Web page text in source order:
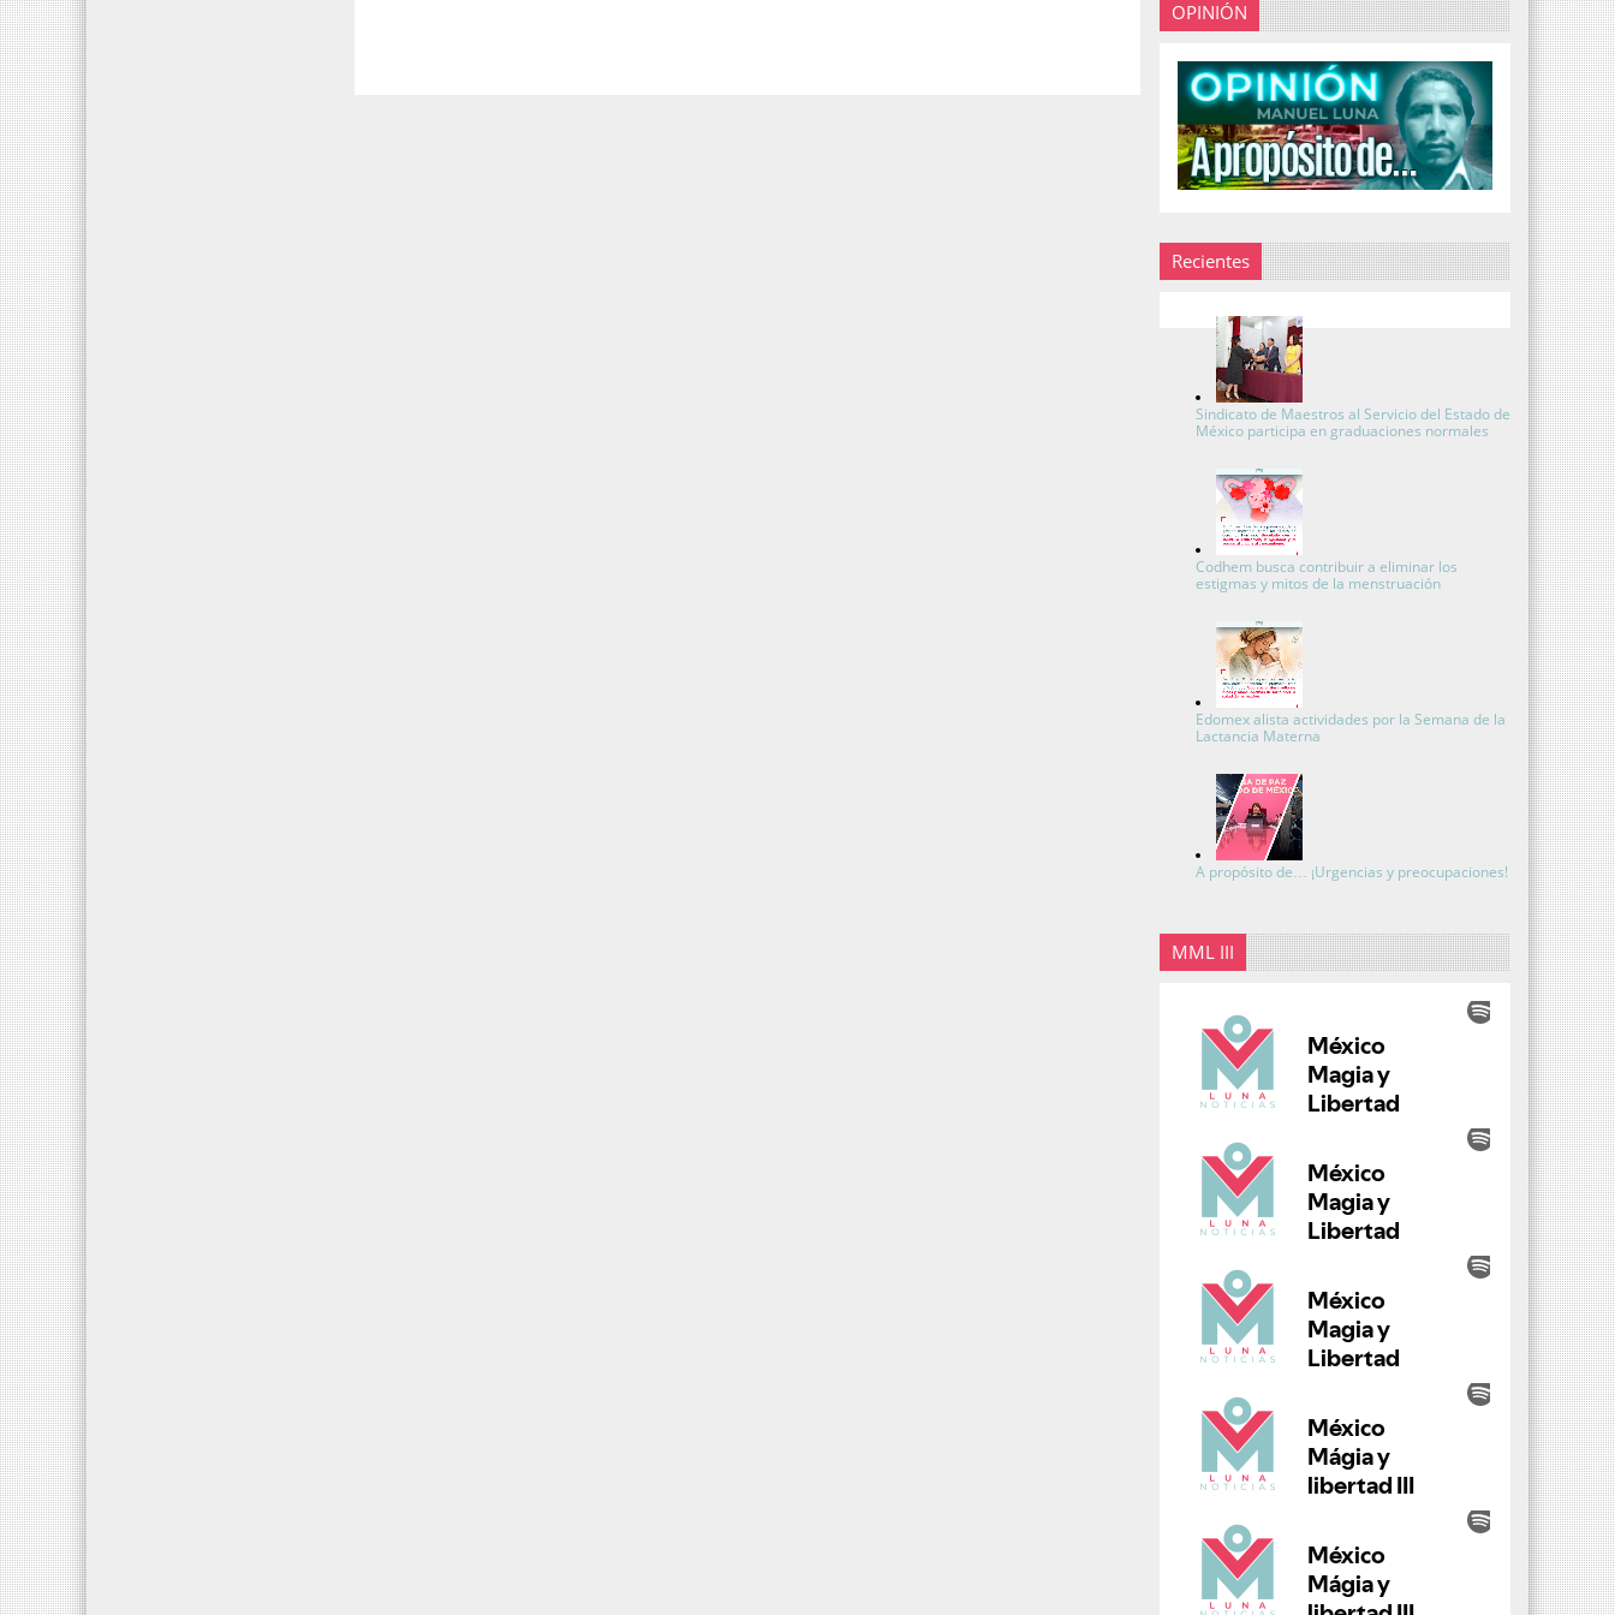
OPINIÓN
Recientes
Sindicato de Maestros al Servicio del Estado de
México participa en graduaciones normales
Codhem busca contribuir a eliminar los
estigmas y mitos de la menstruación
Edomex alista actividades por la Semana de la
Lactancia Materna
A propósito de… ¡Urgencias y preocupaciones!
MML III